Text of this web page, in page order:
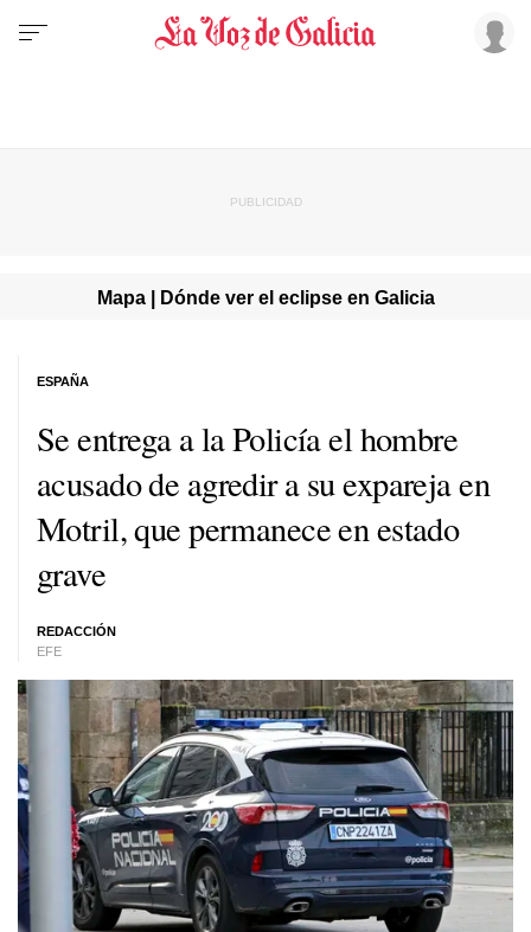
Mapa | Dónde ver el eclipse en Galicia
Se entrega a la Policía el hombre
acusado de agredir a su expareja en
Motril, que permanece en estado
grave
REDACCIÓN
EFE
ESPAÑA